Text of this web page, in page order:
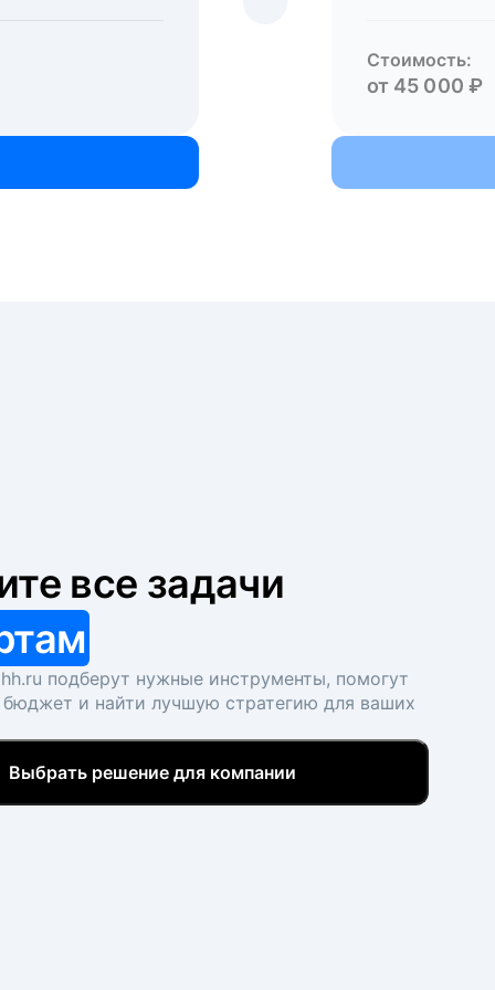
Стоимость:
от 45 000 ₽
все задачи
подберут нужные инструменты, помогут
бюджет и найти лучшую стратегию для ваших
Выбрать решение для компании